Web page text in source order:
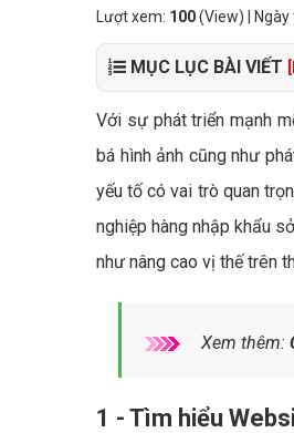
Lượt xem: 100(View) | Ngày
MỤC LỤC BÀI VIẾT
Với sự phát triển mạnh
bá hình ảnh cũng như
yếu tố có vai trò quan
nghiệp hàng nhập khẩu
như nâng cao vị thế trên
Xem thêm:
1 - Tìm hiểu